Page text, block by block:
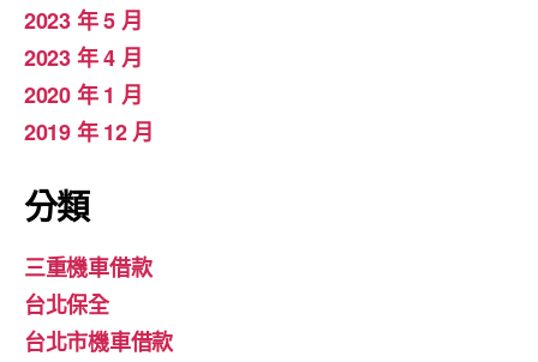
2023 年 5 月
2023 年 4 月
2020 年 1 月
2019 年 12 月
分類
三重機車借款
台北保全
台北市機車借款